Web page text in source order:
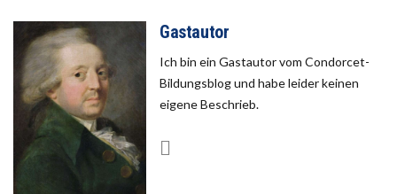
Gastautor
Ich bin ein Gastautor vom Condorcet-
Bildungsblog und habe leider keinen
eigene Beschrieb.